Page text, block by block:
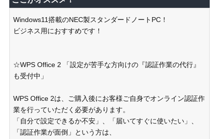
Windows11搭載のNEC製スタンダードノートPC！
ビジネス用におすすめです！
☆WPS Office 2 「設定が苦手な方向けの『認証作業の代行』
も受付中」
WPS Office 2は、ご購入後にお客様ご自身でオンライン認証作
業を行っていただく必要があります。
「自分で設定できるか不安」、「届いてすぐに使いたい」、
「認証作業が面倒」という方は、